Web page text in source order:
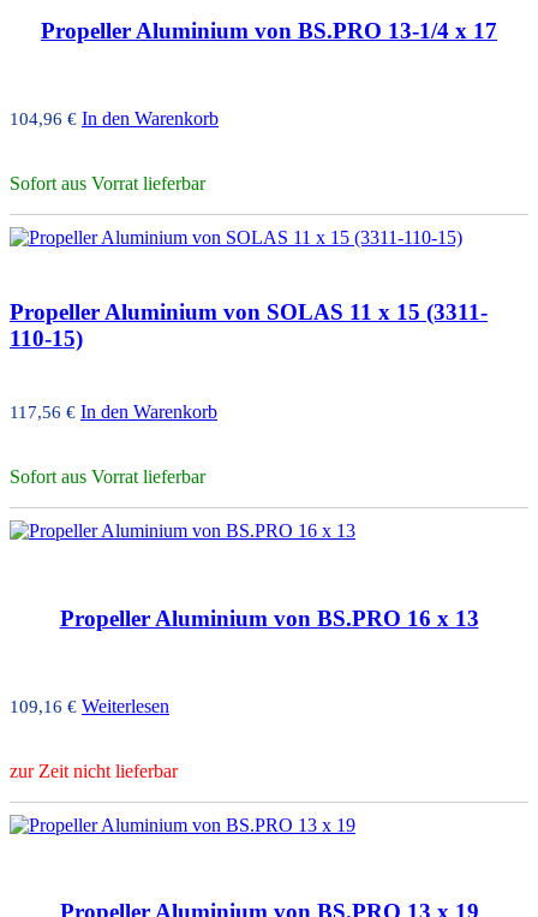
Propeller Aluminium von BS.PRO 13-1/4 x 17
104,96 € In den Warenkorb
Sofort aus Vorrat lieferbar
Propeller Aluminium von SOLAS 11 x 15 (3311-
110-15)
117,56 € In den Warenkorb
Sofort aus Vorrat lieferbar
Propeller Aluminium von BS.PRO 16 x 13
109,16 € Weiterlesen
zur Zeit nicht lieferbar